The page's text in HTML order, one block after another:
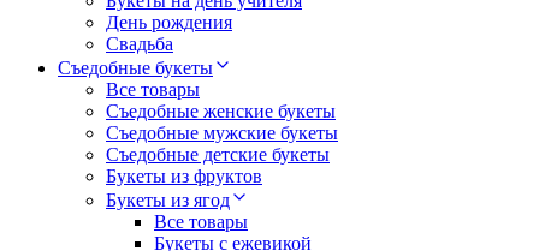
День рождения
Свадьба
Съедобные букеты
Все товары
Съедобные женские букеты
Съедобные мужские букеты
Съедобные детские букеты
Букеты из фруктов
Букеты из ягод
Все товары
Букеты с ежевикой